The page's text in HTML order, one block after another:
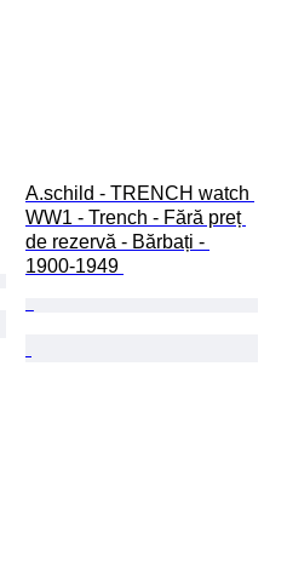
A.schild - TRENCH watch
WW1 - Trench - Fără preț
de rezervă - Bărbați -
1900-1949